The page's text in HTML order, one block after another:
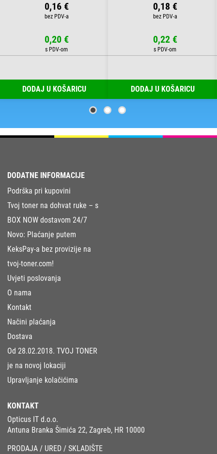
0,16 €
0,20 €
DODAJ U KOŠARICU
0,18 €
0,22 €
DODAJ U KOŠARICU
DODATNE INFORMACIJE
Podrška pri kupovini
Tvoj toner na dohvat ruke – s
BOX NOW dostavom 24/7
Novo: Plaćanje putem
KeksPay-a bez provizije na
tvoj-toner.com!
Uvjeti poslovanja
O nama
Kontakt
Načini plaćanja
Dostava
Od 28.02.2018. TVOJ TONER
je na novoj lokaciji
Upravljanje kolačićima
KONTAKT
Opticus IT d.o.o.
Antuna Branka Šimića 22, Zagreb, HR 10000
PRODAJA / URED / SKLADIŠTE